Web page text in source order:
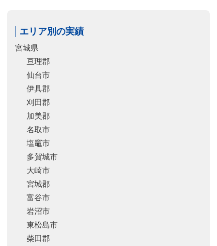
エリア別の実績
宮城県
亘理郡
仙台市
伊具郡
刈田郡
加美郡
名取市
塩竈市
多賀城市
大崎市
宮城郡
富谷市
岩沼市
東松島市
柴田郡